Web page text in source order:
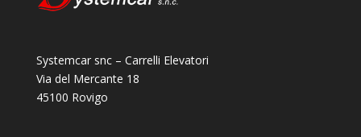
Systemcar snc – Carrelli Elevatori
Via del Mercante 18
45100 Rovigo